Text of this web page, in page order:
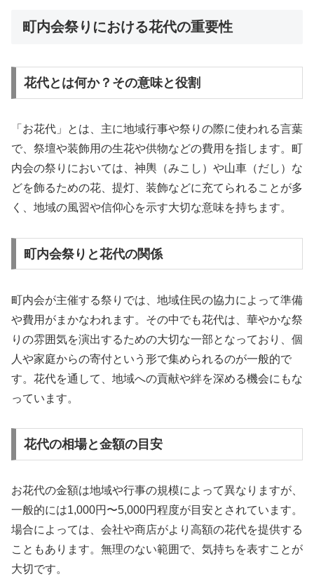
町内会祭りにおける花代の重要性
花代とは何か？その意味と役割
「お花代」とは、主に地域行事や祭りの際に使われる言葉
で、祭壇や装飾用の生花や供物などの費用を指します。町
内会の祭りにおいては、神輿（みこし）や山車（だし）な
どを飾るための花、提灯、装飾などに充てられることが多
く、地域の風習や信仰心を示す大切な意味を持ちます。
町内会祭りと花代の関係
町内会が主催する祭りでは、地域住民の協力によって準備
や費用がまかなわれます。その中でも花代は、華やかな祭
りの雰囲気を演出するための大切な一部となっており、個
人や家庭からの寄付という形で集められるのが一般的で
す。花代を通して、地域への貢献や絆を深める機会にもな
っています。
花代の相場と金額の目安
お花代の金額は地域や行事の規模によって異なりますが、
一般的には1,000円〜5,000円程度が目安とされています。
場合によっては、会社や商店がより高額の花代を提供する
こともあります。無理のない範囲で、気持ちを表すことが
大切です。